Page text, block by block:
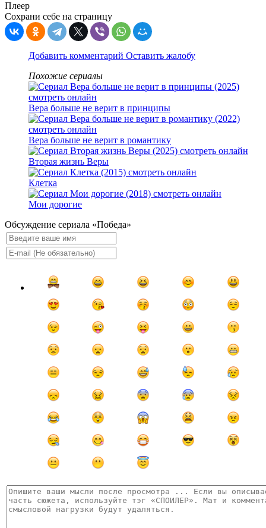
Плеер
Сохрани себе на страницу
Добавить комментарий Оставить жалобу
Похожие сериалы
Вера больше не верит в принципы
Вера больше не верит в романтику
Вторая жизнь Веры
Клетка
Мои дорогие
Обсуждение сериала «Победа»